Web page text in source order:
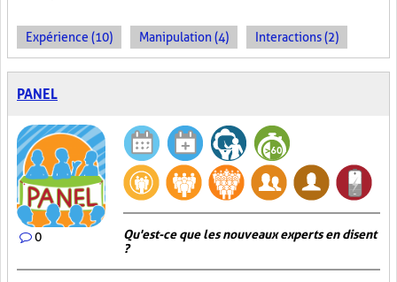
Expérience (10) Manipulation (4) Interactions (2)
PANEL
0
Qu'est-ce que les nouveaux experts en disent
?